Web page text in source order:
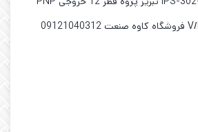
NO ولتاژ 10 تا 30 V/DC فروشگاه کاوه صنعت 09121040312